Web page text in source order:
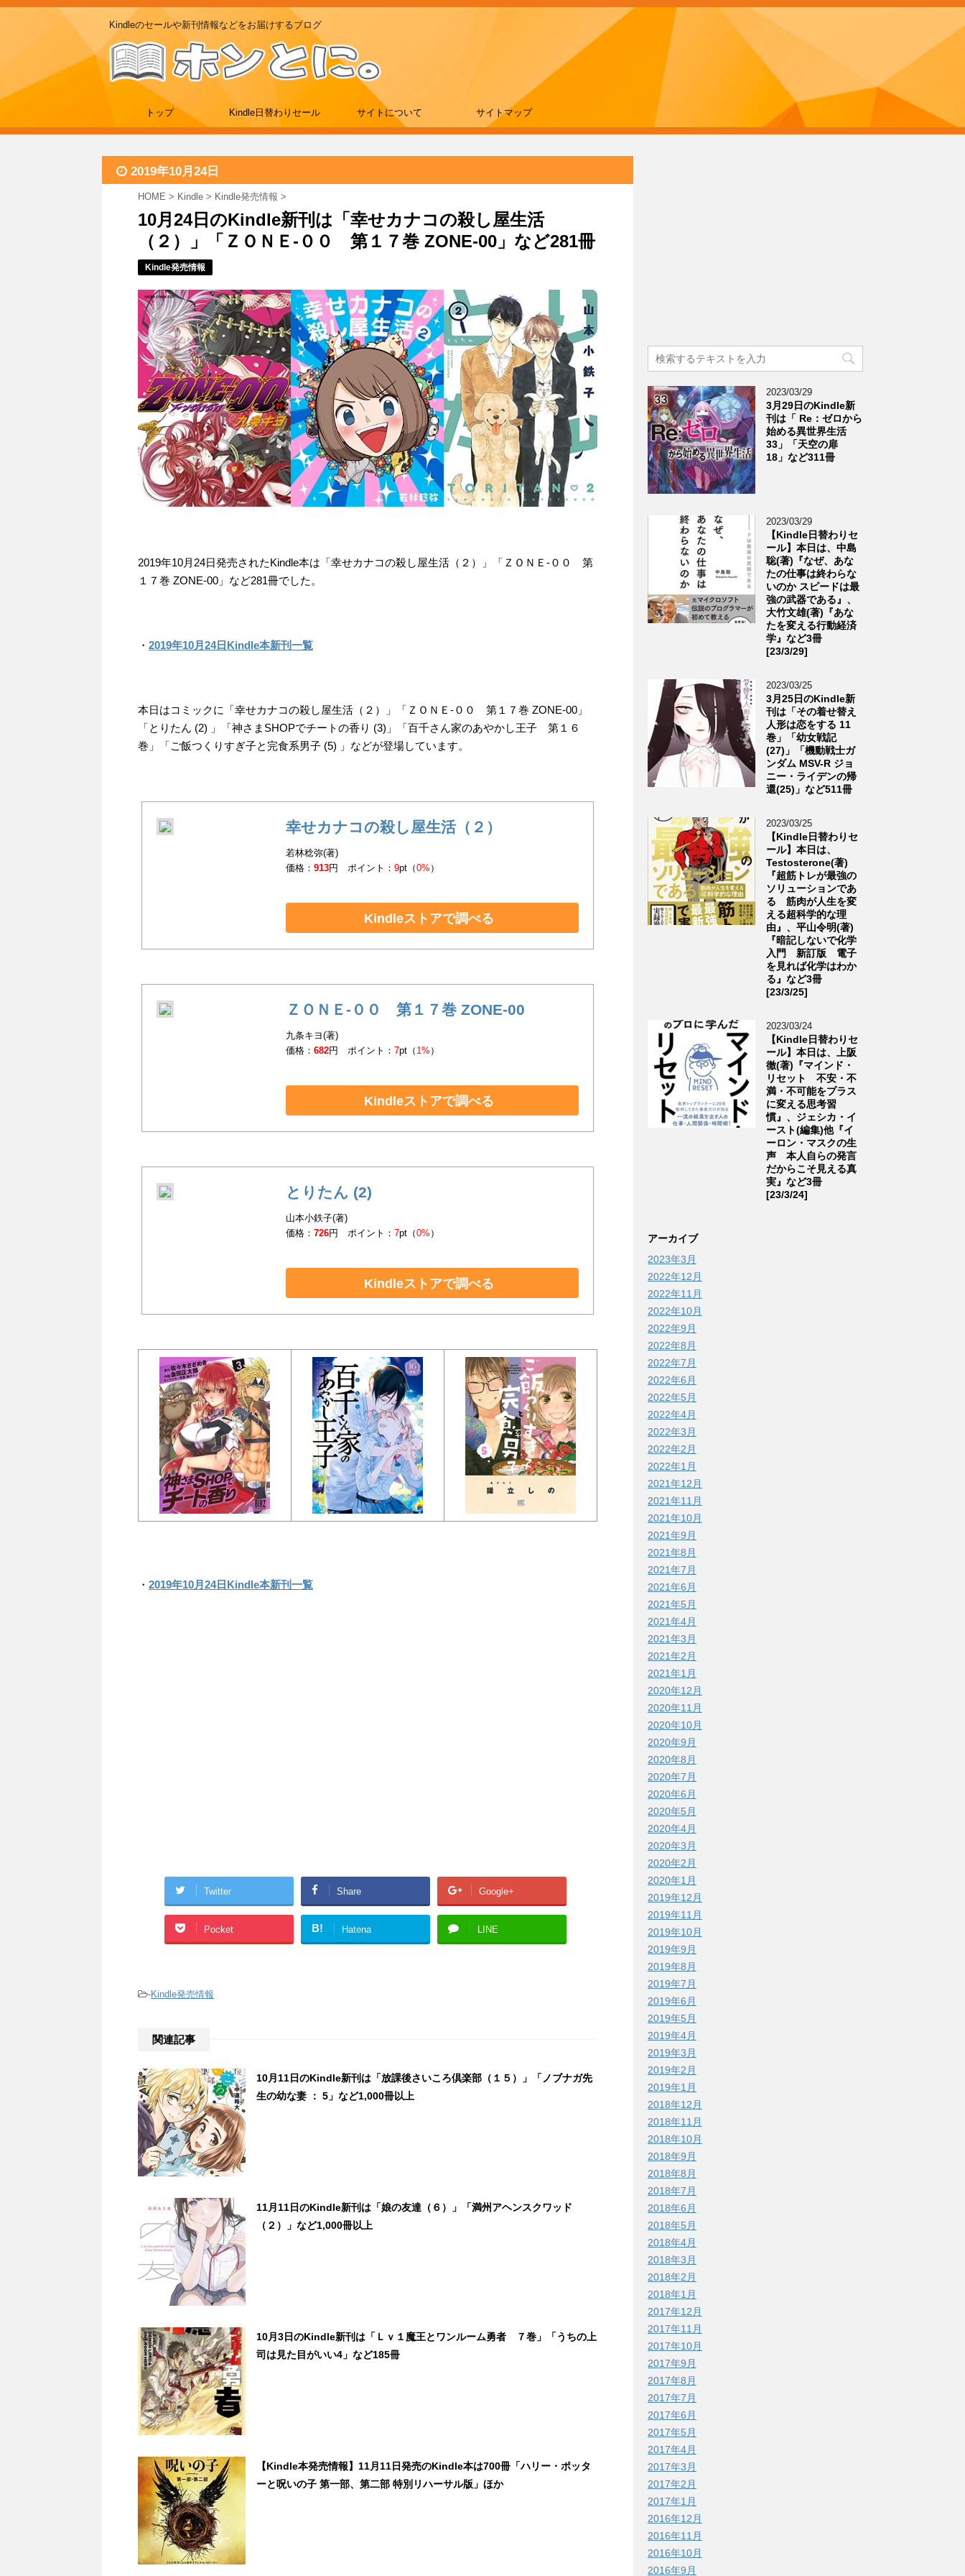
Kindleのセールや新刊情報などをお届けするブログ
トップ Kindle日替わりセール サイトについて サイトマップ
2019年10月24日
HOME > Kindle > Kindle発売情報 >
10月24日のKindle新刊は「幸せカナコの殺し屋生活
（２）」「ＺＯＮＥ‐００ 第１７巻 ZONE-00」など281冊
Kindle発売情報
2019年10月24日発売されたKindle本は「幸せカナコの殺し屋生活（２）」「ＺＯＮＥ‐００ 第
１７巻 ZONE-00」など281冊でした。
・ 2019年10月24日Kindle本新刊一覧
本日はコミックに「幸せカナコの殺し屋生活（２）」「ＺＯＮＥ‐００ 第１７巻 ZONE-00」
「とりたん (2) 」「神さまSHOPでチートの香り (3)」「百千さん家のあやかし王子 第１６
巻」「ご飯つくりすぎ子と完食系男子 (5) 」などが登場しています。
幸せカナコの殺し屋生活（２）
若林稔弥(著)
価格：913円 ポイント：9pt（0% ）
Kindleストアで調べる
ＺＯＮＥ‐００ 第１７巻 ZONE-00
九条キヨ(著)
価格：682円 ポイント：7pt（ 1% ）
Kindleストアで調べる
とりたん (2)
山本小鉄子(著)
価格：726円 ポイント：7pt（0% ）
Kindleストアで調べる
・ 2019年10月24日Kindle本新刊一覧
Twitter Share Google+
Pocket B! Hatena LINE
-Kindle発売情報
関連記事
10月11日のKindle新刊は「放課後さいころ倶楽部（１５）」「ノブナガ先
生の幼な妻 ： 5」など1,000冊以上
11月11日のKindle新刊は「娘の友達（６）」「満州アヘンスクワッド
（２）」など1,000冊以上
10月3日のKindle新刊は「Ｌｖ１魔王とワンルーム勇者 ７巻」「うちの上
司は見た目がいい4」など185冊
【Kindle本発売情報】11月11日発売のKindle本は700冊「ハリー・ポッタ
ーと呪いの子 第一部、第二部 特別リハーサル版」ほか
2023/03/29
3月29日のKindle新
刊は「 Re：ゼロから
始める異世界生活
33」「天空の扉
18」など311冊
2023/03/29
【Kindle日替わりセ
ール】本日は、中島
聡(著)『なぜ、あな
たの仕事は終わらな
いのか スピードは最
強の武器である』、
大竹文雄(著)『あな
たを変える行動経済
学』など3冊
[23/3/29]
2023/03/25
3月25日のKindle新
刊は「その着せ替え
人形は恋をする 11
巻」「幼女戦記
(27)」「機動戦士ガ
ンダム MSV-R ジョ
ニー・ライデンの帰
還(25)」など511冊
2023/03/25
【Kindle日替わりセ
ール】本日は、
Testosterone(著)
『超筋トレが最強の
ソリューションであ
る 筋肉が人生を変
える超科学的な理
由』、平山令明(著)
『暗記しないで化学
入門 新訂版 電子
を見れば化学はわか
る』など3冊
[23/3/25]
2023/03/24
【Kindle日替わりセ
ール】本日は、上阪
徹(著)『マインド・
リセット 不安・不
満・不可能をプラス
に変える思考習
慣』、ジェシカ・イ
ースト(編集)他『イ
ーロン・マスクの生
声 本人自らの発言
だからこそ見える真
実』など3冊
[23/3/24]
アーカイブ
2023年3月
2022年12月
2022年11月
2022年10月
2022年9月
2022年8月
2022年7月
2022年6月
2022年5月
2022年4月
2022年3月
2022年2月
2022年1月
2021年12月
2021年11月
2021年10月
2021年9月
2021年8月
2021年7月
2021年6月
2021年5月
2021年4月
2021年3月
2021年2月
2021年1月
2020年12月
2020年11月
2020年10月
2020年9月
2020年8月
2020年7月
2020年6月
2020年5月
2020年4月
2020年3月
2020年2月
2020年1月
2019年12月
2019年11月
2019年10月
2019年9月
2019年8月
2019年7月
2019年6月
2019年5月
2019年4月
2019年3月
2019年2月
2019年1月
2018年12月
2018年11月
2018年10月
2018年9月
2018年8月
2018年7月
2018年6月
2018年5月
2018年4月
2018年3月
2018年2月
2018年1月
2017年12月
2017年11月
2017年10月
2017年9月
2017年8月
2017年7月
2017年6月
2017年5月
2017年4月
2017年3月
2017年2月
2017年1月
2016年12月
2016年11月
2016年10月
2016年9月